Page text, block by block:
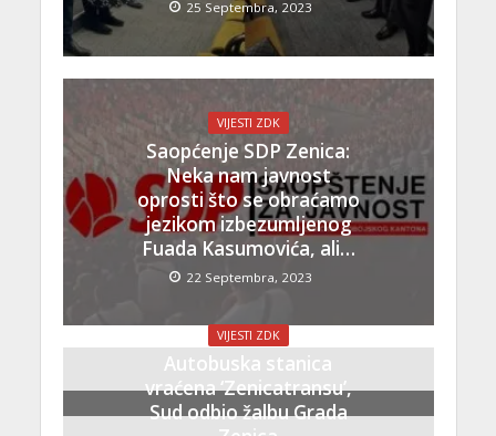
25 Septembra, 2023
VIJESTI ZDK
Saopćenje SDP Zenica:
Neka nam javnost
oprosti što se obraćamo
jezikom izbezumljenog
Fuada Kasumovića, ali…
22 Septembra, 2023
VIJESTI ZDK
Autobuska stanica
vraćena ‘Zenicatransu’,
Sud odbio žalbu Grada